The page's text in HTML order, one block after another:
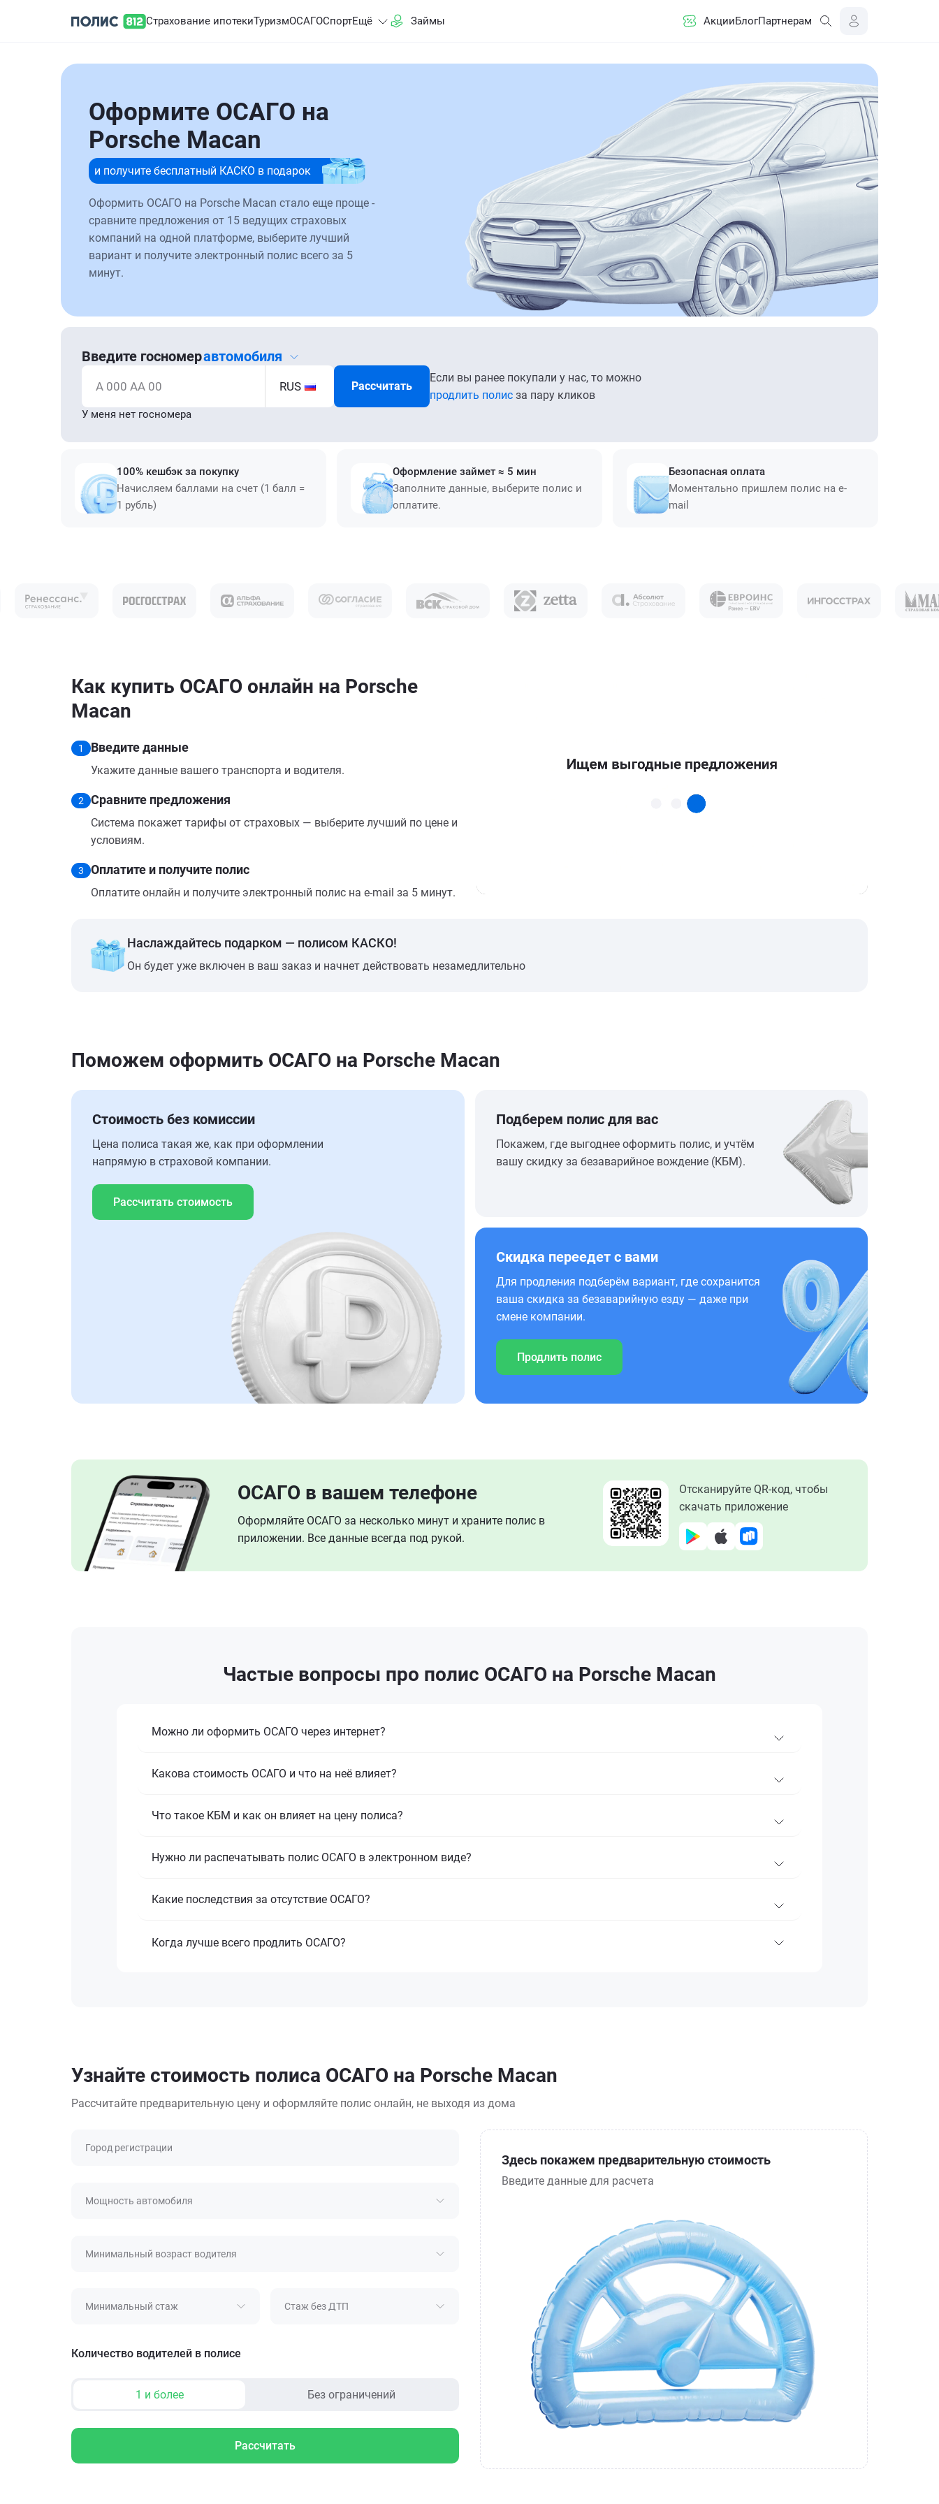
Страхование ипотекиТуризмОСАГОСпортЕщё Займы АкцииБлогПартнерам
Оформите ОСАГО на
Porsche Macan
и получите бесплатный КАСКО в подарок
Оформить ОСАГО на Porsche Macan стало еще проще -
сравните предложения от 15 ведущих страховых
компаний на одной платформе, выберите лучший
вариант и получите электронный полис всего за 5
минут.
Введите госномеравтомобиля
А 000 АА 00 RUS Рассчитать
Если вы ранее покупали у нас, то можно
продлить полис за пару кликов
У меня нет госномера
100% кешбэк за покупку
Начисляем баллами на счет (1 балл =
1 рубль)
Оформление займет ≈ 5 мин
Заполните данные, выберите полис и
оплатите.
Безопасная оплата
Моментально пришлем полис на e-
mail
Как купить ОСАГО онлайн на Porsche
Macan
1 Введите данные
Укажите данные вашего транспорта и водителя.
2 Сравните предложения
Система покажет тарифы от страховых — выберите лучший по цене и
условиям.
3 Оплатите и получите полис
Оплатите онлайн и получите электронный полис на e-mail за 5 минут.
Наслаждайтесь подарком — полисом КАСКО!
Он будет уже включен в ваш заказ и начнет действовать незамедлительно
Поможем оформить ОСАГО на Porsche Macan
Стоимость без комиссии
Цена полиса такая же, как при оформлении
напрямую в страховой компании.
Рассчитать стоимость
Подберем полис для вас
Покажем, где выгоднее оформить полис, и учтём
вашу скидку за безаварийное вождение (КБМ).
Скидка переедет с вами
Для продления подберём вариант, где сохранится
ваша скидка за безаварийную езду — даже при
смене компании.
Продлить полис
ОСАГО в вашем телефоне
Оформляйте ОСАГО за несколько минут и храните полис в
приложении. Все данные всегда под рукой.
Отсканируйте QR-код, чтобы
скачать приложение
Частые вопросы про полис ОСАГО на Porsche Macan
Можно ли оформить ОСАГО через интернет?
Какова стоимость ОСАГО и что на неё влияет?
Что такое КБМ и как он влияет на цену полиса?
Нужно ли распечатывать полис ОСАГО в электронном виде?
Какие последствия за отсутствие ОСАГО?
Когда лучше всего продлить ОСАГО?
Узнайте стоимость полиса ОСАГО на Porsche Macan
Рассчитайте предварительную цену и оформляйте полис онлайн, не выходя из дома
Город регистрации
Мощность автомобиля
Минимальный возраст водителя
Минимальный стаж Стаж без ДТП
Количество водителей в полисе
1 и более Без ограничений
Рассчитать
Здесь покажем предварительную стоимость
Введите данные для расчета